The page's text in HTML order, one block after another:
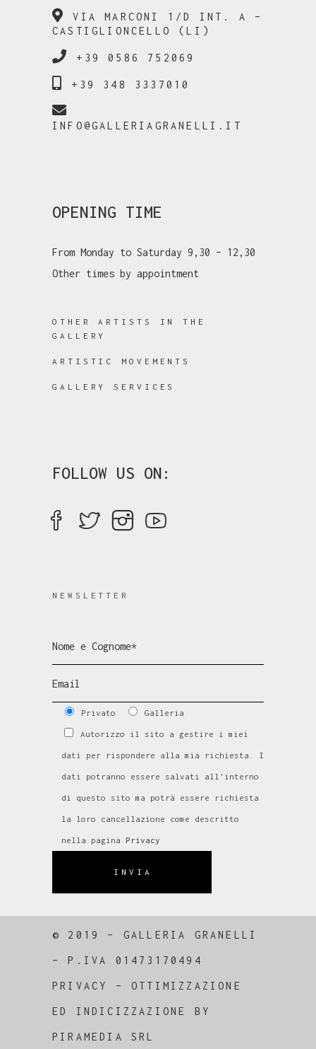
VIA MARCONI 1/D INT. A –
CASTIGLIONCELLO (LI)
+39 0586 752069
+39 348 3337010
INFO@GALLERIAGRANELLI.IT
OPENING TIME
From Monday to Saturday 9,30 – 12,30
Other times by appointment
OTHER ARTISTS IN THE
GALLERY
ARTISTIC MOVEMENTS
GALLERY SERVICES
FOLLOW US ON:
NEWSLETTER
Privato Galleria
Autorizzo il sito a gestire i miei
dati per rispondere alla mia richiesta. I
dati potranno essere salvati all'interno
di questo sito ma potrà essere richiesta
la loro cancellazione come descritto
nella pagina Privacy
INVIA
© 2019 – GALLERIA GRANELLI
–P.IVA 01473170494
PRIVACY –OTTIMIZZAZIONE
ED INDICIZZAZIONE BY
PIRAMEDIA SRL